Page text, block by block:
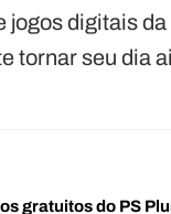
jogos digitais
tornar seu dia
gratuitos do PS